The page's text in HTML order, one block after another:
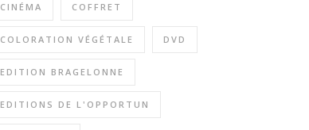
CINÉMA COFFRET
COLORATION VÉGÉTALE DVD
EDITION BRAGELONNE
EDITIONS DE L'OPPORTUN